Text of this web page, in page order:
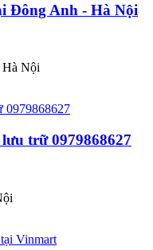
Đông Anh - Hà Nội
Nội
trữ 0979868627